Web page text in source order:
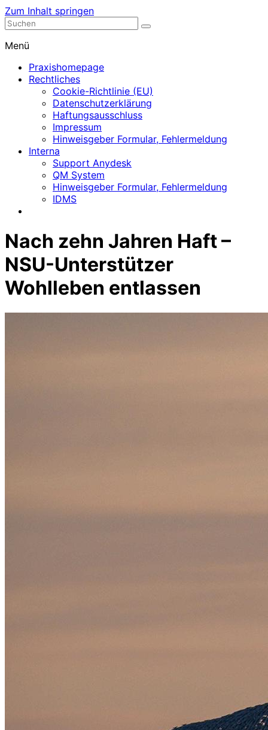
Zum Inhalt springen
Nephrologische Praxis mit Dialyse
Menü
Praxishomepage
Rechtliches
Cookie-Richtlinie (EU)
Datenschutzerklärung
Haftungsausschluss
Impressum
Hinweisgeber Formular, Fehlermeldung
Interna
Support Anydesk
QM System
Hinweisgeber Formular, Fehlermeldung
IDMS
Nach zehn Jahren Haft –
NSU-Unterstützer
Wohlleben entlassen